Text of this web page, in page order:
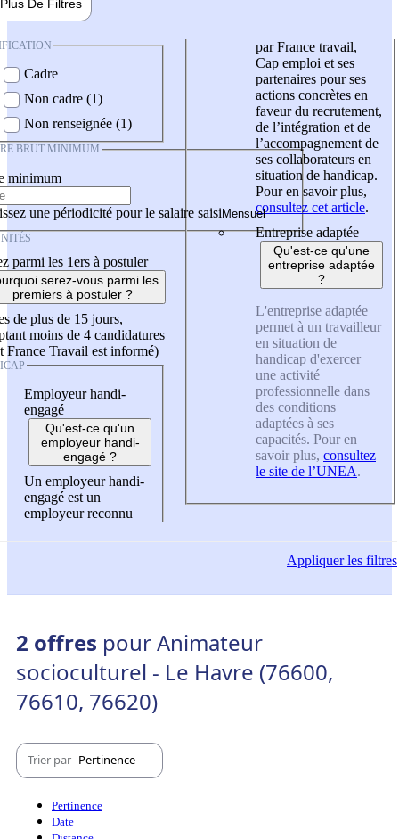
Plus De Filtres
Cadre
Non cadre (1)
Non renseignée (1)
BRUT MINIMUM
minimum
une périodicité pour le salaire saisi
parmi les 1ers à postuler
serez-vous parmi les
premiers à postuler ?
de plus de 15 jours,
moins de 4 candidatures
France Travail est informé)
Employeur handi-
engagé
Qu'est-ce qu'un
employeur handi-
engagé ?
Un employeur handi-
engagé est un
employeur reconnu
par France travail,
Cap emploi et ses
partenaires pour ses
actions concrètes en
faveur du recrutement,
de l’intégration et de
l’accompagnement de
ses collaborateurs en
situation de handicap.
Pour en savoir plus,
consultez cet article.
Entreprise adaptée
Qu'est-ce qu'une
entreprise adaptée
?
L'entreprise adaptée
permet à un travailleur
en situation de
handicap d'exercer
une activité
professionnelle dans
des conditions
adaptées à ses
capacités. Pour en
savoir plus, consultez
le site de l’UNEA.
Appliquerles filtres
2 offres pour Animateur
socioculturel - Le Havre (76600,
76610, 76620)
Trier par Pertinence
Pertinence
Date